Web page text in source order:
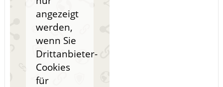
angezeigt
werden,
wenn Sie
Drittanbieter-
Cookies
für